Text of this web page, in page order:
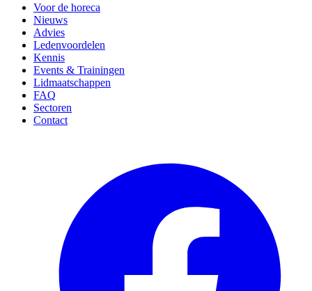
Voor de horeca
Nieuws
Advies
Ledenvoordelen
Kennis
Events & Trainingen
Lidmaatschappen
FAQ
Sectoren
Contact